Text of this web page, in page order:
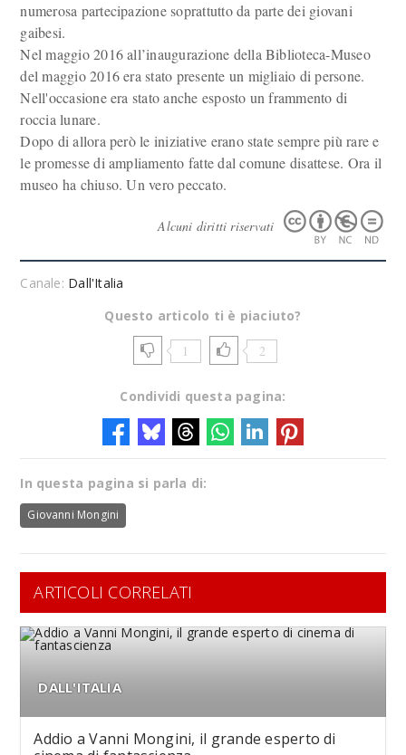
numerosa partecipazione soprattutto da parte dei giovani
gaibesi.
Nel maggio 2016 all’inaugurazione della Biblioteca-Museo
del maggio 2016 era stato presente un migliaio di persone.
Nell'occasione era stato anche esposto un frammento di
roccia lunare.
Dopo di allora però le iniziative erano state sempre più rare e
le promesse di ampliamento fatte dal comune disattese. Ora il
museo ha chiuso. Un vero peccato.
Alcuni diritti riservati
Canale: Dall'Italia
Questo articolo ti è piaciuto?
1 2
Condividi questa pagina:
In questa pagina si parla di:
Giovanni Mongini
ARTICOLI CORRELATI
DALL'ITALIA
Addio a Vanni Mongini, il grande esperto di